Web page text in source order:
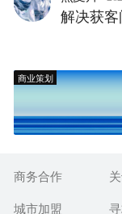
解决获
商业策划
商务合作
城市加盟
寻